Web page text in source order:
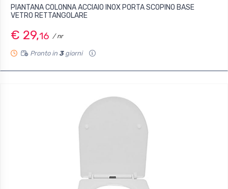
PIANTANA COLONNA ACCIAIO INOX PORTA SCOPINO BASE
VETRO RETTANGOLARE
€ 29,16 / nr
Pronto in 3giorni